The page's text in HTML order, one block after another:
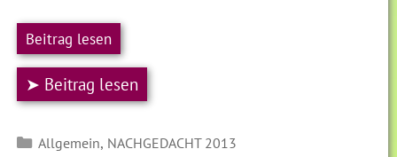
Beitrag lesen
➤ Beitrag lesen
Kategorien
Allgemein, NACHGEDACHT 2013